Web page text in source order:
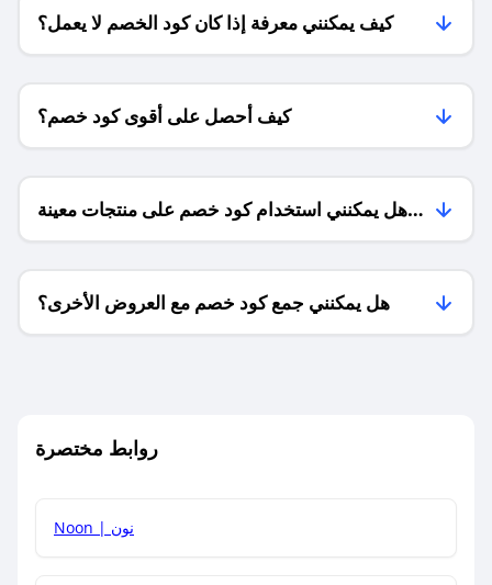
كيف يمكنني معرفة إذا كان كود الخصم لا يعمل؟
كيف أحصل على أقوى كود خصم؟
هل يمكنني استخدام كود خصم على منتجات معينة
فقط؟
هل يمكنني جمع كود خصم مع العروض الأخرى؟
روابط مختصرة
Noon | نون